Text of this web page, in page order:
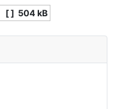
[ ] 504 kB